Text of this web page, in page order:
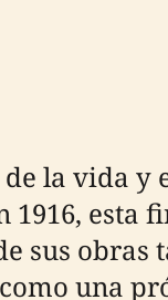
la vida y
esta
sus obras
una